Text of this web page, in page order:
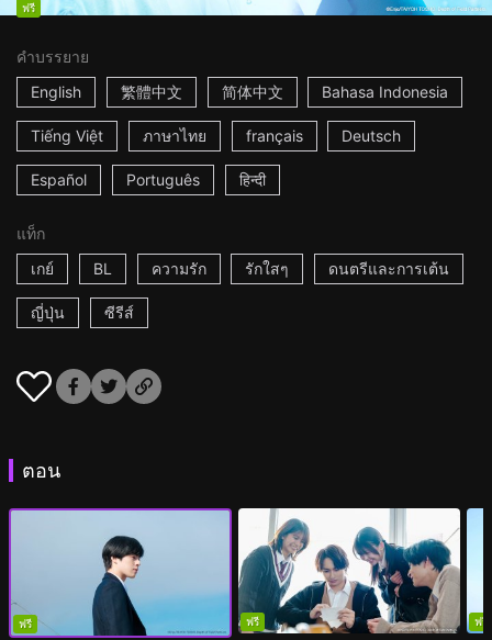
ฟรี
คำบรรยาย
English
繁體中文 简体中文 Bahasa Indonesia
Tiếng Việt ภาษาไทย français Deutsch
Español Português हिन्दी
แท็ก
เกย์
BL ความรัก รักใสๆ ดนตรีและการเต้น
ญี่ปุ่น ซีรีส์
ตอน
ฟรี ฟรี ฟรี